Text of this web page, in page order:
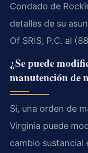
Condado de
detalles de su
Of SRIS, P.C. al
¿Se puede
manutención de
Sí, una orden de
Virginia puede
cambio sustancial